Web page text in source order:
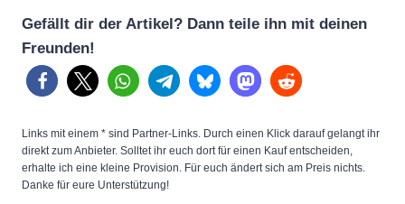
Gefällt dir der Artikel? Dann teile ihn mit deinen
Freunden!
Links mit einem * sind Partner-Links. Durch einen Klick darauf gelangt ihr
direkt zum Anbieter. Solltet ihr euch dort für einen Kauf entscheiden,
erhalte ich eine kleine Provision. Für euch ändert sich am Preis nichts.
Danke für eure Unterstützung!